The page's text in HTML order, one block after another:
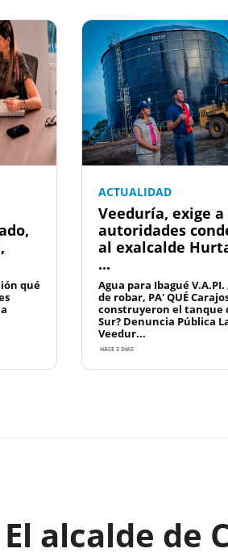
qué
ACTUALIDAD
Veeduría, exige a
autoridades
al exalcalde
...
Agua para Ibagué
de robar, PA' QUÉ
construyeron el tanque
Sur? Denuncia Pública
Veedur...
HACE 3 DÍAS
El alcalde de